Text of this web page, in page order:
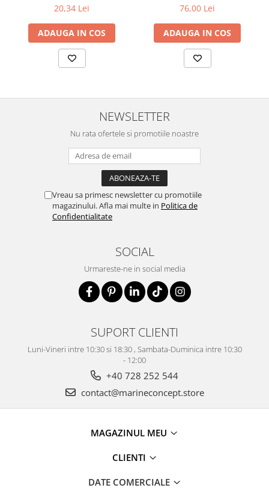
20,34 Lei
ADAUGA IN COS
76,00 Lei
ADAUGA IN COS
NEWSLETTER
Nu rata ofertele si promotiile noastre
Vreau sa primesc newsletter cu promotiile
magazinului. Afla mai multe in Politica de
Confidentialitate
SOCIAL
Urmareste-ne in social media
SUPORT CLIENTI
Luni-Vineri intre 10:30 si 18:30 , Sambata-Duminica intre 10:30
- 12:00
+40 728 252 544
contact@marineconcept.store
MAGAZINUL MEU
CLIENTI
DATE COMERCIALE